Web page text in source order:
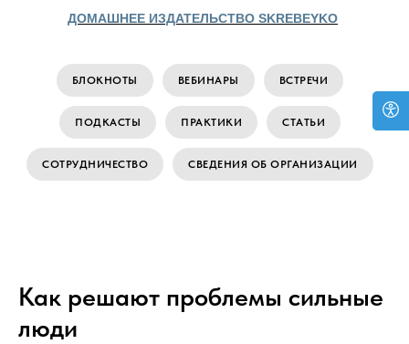
ДОМАШНЕЕ ИЗДАТЕЛЬСТВО SKREBEYKO
БЛОКНОТЫ ВЕБИНАРЫ ВСТРЕЧИ
ПОДКАСТЫ ПРАКТИКИ СТАТЬИ
СОТРУДНИЧЕСТВО СВЕДЕНИЯ ОБ ОРГАНИЗАЦИИ
Как решают проблемы сильные
люди